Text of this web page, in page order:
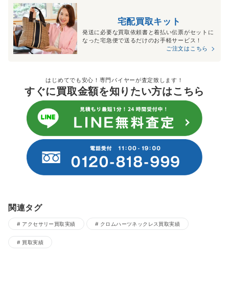
宅配買取キット
発送に必要な買取依頼書と着払い伝票がセットに
なった宅急便で送るだけのお手軽サービス！
ご注文はこちら
はじめてでも安心！専門バイヤーが査定致します！
すぐに買取金額を知りたい方はこちら
関連タグ
アクセサリー買取実績 クロムハーツネックレス買取実績
買取実績